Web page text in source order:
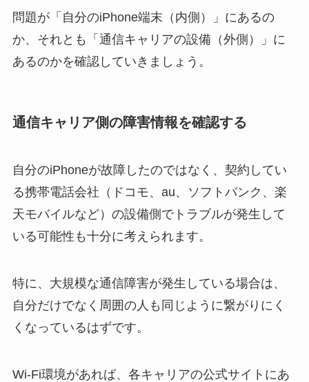
問題が「自分のiPhone端末（内側）」にあるの
か、それとも「通信キャリアの設備（外側）」に
あるのかを確認していきましょう。
通信キャリア側の障害情報を確認する
自分のiPhoneが故障したのではなく、契約してい
る携帯電話会社（ドコモ、au、ソフトバンク、楽
天モバイルなど）の設備側でトラブルが発生して
いる可能性も十分に考えられます。
特に、大規模な通信障害が発生している場合は、
自分だけでなく周囲の人も同じように繋がりにく
くなっているはずです。
Wi-Fi環境があれば、各キャリアの公式サイトにあ